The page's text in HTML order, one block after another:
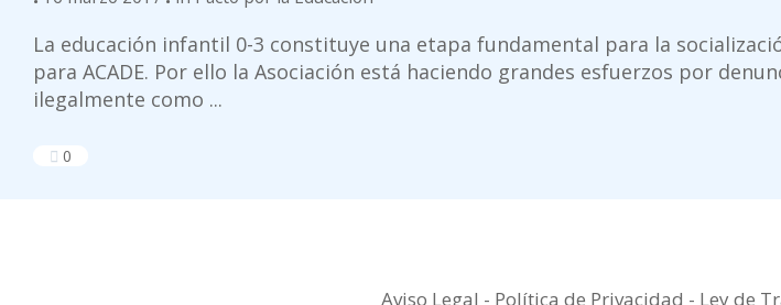
La educación infantil 0-3 constituye una etapa fundamental para la
para ACADE. Por ello la Asociación está haciendo grandes esfuerzos por
ilegalmente como ...
0
Aviso Legal - Política de Privacidad - Ley de